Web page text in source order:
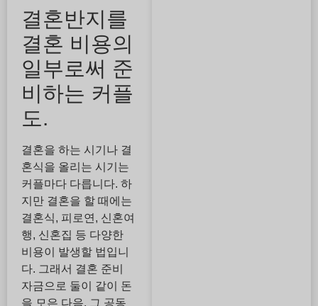
결혼반지를
결혼 비용의
일부로써 준
비하는 커플
도.
결혼을 하는 시기나 결
혼식을 올리는 시기는
커플마다 다릅니다. 하
지만 결혼을 할 때에는
결혼식, 피로연, 신혼여
행, 신혼집 등 다양한
비용이 발생할 법입니
다. 그래서 결혼 준비
자금으로 둘이 같이 돈
을 모은 다음, 그 공동